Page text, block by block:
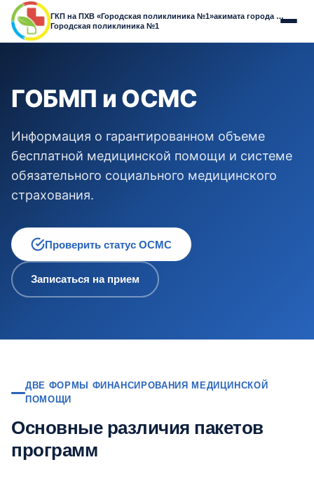
ГКП на ПХВ «Городская поликлиника №1»акимата города Астаны
Городская поликлиника №1
ГОБМП и ОСМС
Информация о гарантированном объеме
бесплатной медицинской помощи и системе
обязательного социального медицинского
страхования.
Проверить статус ОСМС
Записаться на прием
ДВЕ ФОРМЫ ФИНАНСИРОВАНИЯ МЕДИЦИНСКОЙ
ПОМОЩИ
Основные различия пакетов
программ